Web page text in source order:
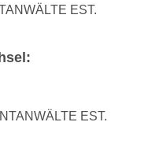
EST.
EST.